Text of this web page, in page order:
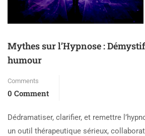
Mythes sur l’Hypnose :
humour
Comments
0 Comment
Dédramatiser, clarifier, et remettre
un outil thérapeutique sérieux,